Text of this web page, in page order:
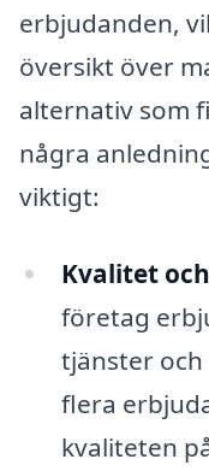
erbjudanden,
översikt över
alternativ som
några
viktigt:
Kvalitet
företag
tjänster och
flera
kvaliteten